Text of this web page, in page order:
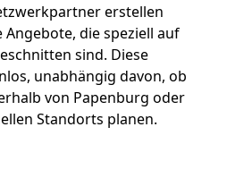
erstellen
die speziell auf
sind. Diese
unabhängig davon, ob
von Papenburg oder
Standorts planen.